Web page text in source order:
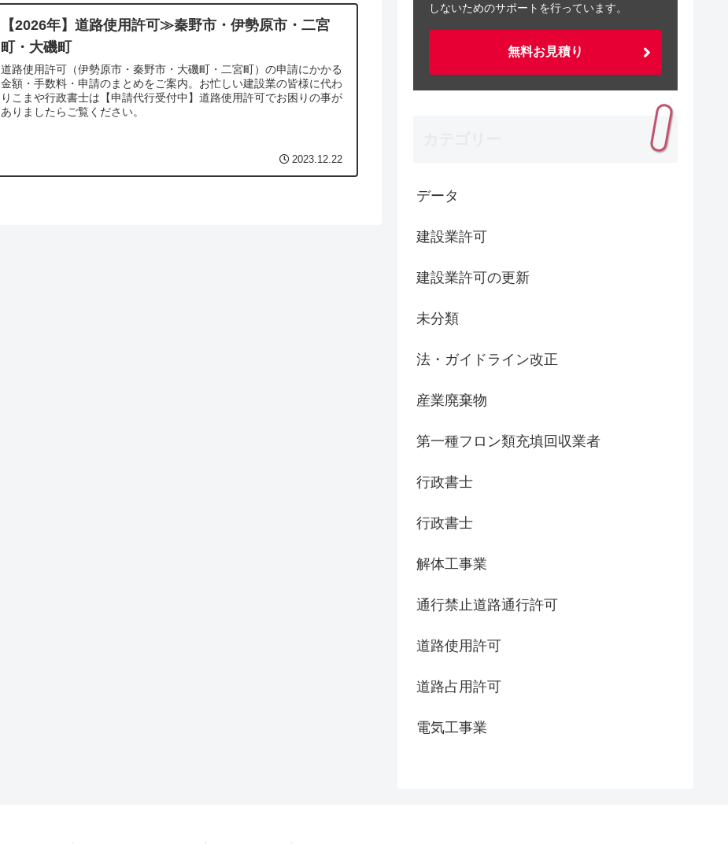
【2026年】道路使用許可≫秦野市・伊勢原市・二宮
町・大磯町
道路使用許可（伊勢原市・秦野市・大磯町・二宮町）の申請にかかる
金額・手数料・申請のまとめをご案内。お忙しい建設業の皆様に代わ
りこまや行政書士は【申請代行受付中】道路使用許可でお困りの事が
ありましたらご覧ください。
2023.12.22
しないためのサポートを行っています。
無料お見積り
データ
建設業許可
建設業許可の更新
未分類
法・ガイドライン改正
産業廃棄物
第一種フロン類充填回収業者
行政書士
行政書士
解体工事業
通行禁止道路通行許可
道路使用許可
道路占用許可
電気工事業